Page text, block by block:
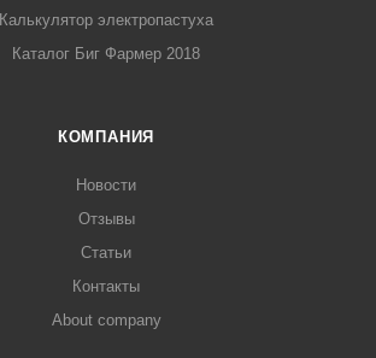
Калькулятор электропастуха
Каталог Биг Фармер 2018
КОМПАНИЯ
Новости
Отзывы
Статьи
Контакты
About company